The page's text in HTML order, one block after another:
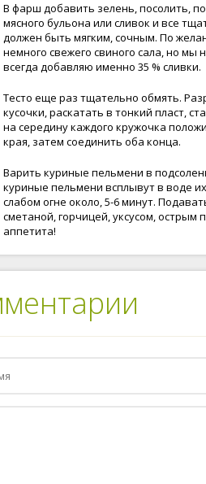
В фарш добавить зелень, посолить,
мясного бульона или сливок и все
должен быть мягким, сочным. По
немного свежего свиного сала, но мы
всегда добавляю именно 35 % сливки.
Тесто еще раз тщательно обмять.
кусочки, раскатать в тонкий пласт,
на середину каждого кружочка
края, затем соединить оба конца.
Варить куриные пельмени в
куриные пельмени всплывут в воде
слабом огне около, 5-6 минут.
сметаной, горчицей, уксусом, острым
аппетита!